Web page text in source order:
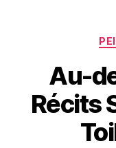
Au-
Récits